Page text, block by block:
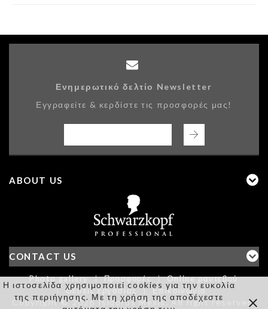
Ενημερωτικό δελτίο Newsletter
Εγγραφείτε & κερδίστε τις προσφορές μας!
ABOUT US
CONTACT US
Photo gallery Προσφορές
Online ραντεβού
Θέσεις εργασίας
Επικοινωνία
Copyright © 2026 Isidoros Mexis. All right reserved.
Η ιστοσελίδα χρησιμοποιεί cookies για την ευκολία
της περιήγησης. Με τη χρήση της αποδέχεστε